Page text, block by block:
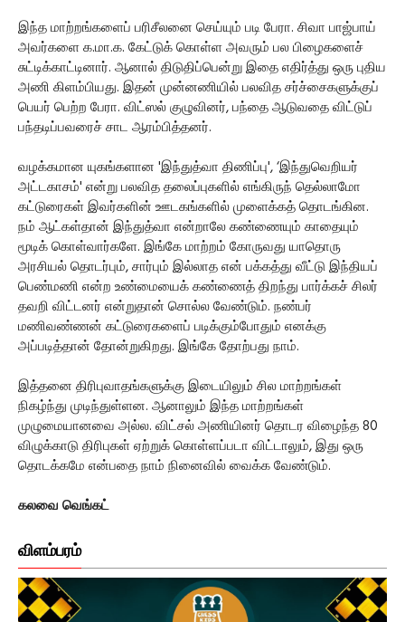
இந்த மாற்றங்களைப் பரிசீலனை செய்யும் படி பேரா. சிவா பாஜ்பாய்
அவர்களை க.மா.க. கேட்டுக் கொள்ள அவரும் பல பிழைகளைச்
சுட்டிக்காட்டினார். ஆனால் திடுதிப்பென்று இதை எதிர்த்து ஒரு புதிய
அணி கிளம்பியது. இதன் முன்னணியில் பலவித சர்ச்சைகளுக்குப்
பெயர் பெற்ற பேரா. விட்ஸல் குழுவினர், பந்தை ஆடுவதை விட்டுப்
பந்தடிப்பவரைச் சாட ஆரம்பித்தனர்.
வழக்கமான யுகங்களான 'இந்துத்வா திணிப்பு', ‘இந்துவெறியர்
அட்டகாசம்' என்று பலவித தலைப்புகளில் எங்கிருந் தெல்லாமோ
கட்டுரைகள் இவர்களின் ஊடகங்களில் முளைக்கத் தொடங்கின.
நம் ஆட்கள்தான் இந்துத்வா என்றாலே கண்ணையும் காதையும்
மூடிக் கொள்வார்களே. இங்கே மாற்றம் கோருவது யாதொரு
அரசியல் தொடர்பும், சார்பும் இல்லாத என் பக்கத்து வீட்டு இந்தியப்
பெண்மணி என்ற உண்மையைக் கண்ணைத் திறந்து பார்க்கச் சிலர்
தவறி விட்டனர் என்றுதான் சொல்ல வேண்டும். நண்பர்
மணிவண்ணன் கட்டுரைகளைப் படிக்கும்போதும் எனக்கு
அப்படித்தான் தோன்றுகிறது. இங்கே தோற்பது நாம்.
இத்தனை திரிபுவாதங்களுக்கு இடையிலும் சில மாற்றங்கள்
நிகழ்ந்து முடிந்துள்ளன. ஆனாலும் இந்த மாற்றங்கள்
முழுமையானவை அல்ல. விட்சல் அணியினர் தொடர விழைந்த 80
விழுக்காடு திரிபுகள் ஏற்றுக் கொள்ளப்படா விட்டாலும், இது ஒரு
தொடக்கமே என்பதை நாம் நினைவில் வைக்க வேண்டும்.
கலவை வெங்கட்
விளம்பரம்